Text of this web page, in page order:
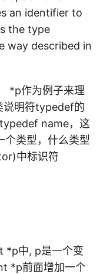
an identifier to
the type
way described in
*p作为例子来理
说明符typedef的
name，这
类型，什么类型
中标识符
*p中, p是一个变
*p前面增加一个